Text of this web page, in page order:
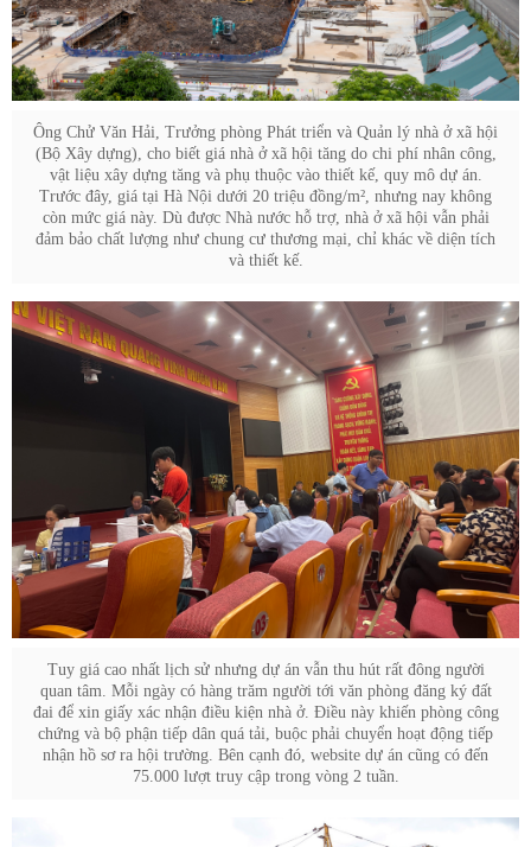
Ông Chử Văn Hải, Trưởng phòng Phát triển và Quản lý nhà ở xã hội
(Bộ Xây dựng), cho biết giá nhà ở xã hội tăng do chi phí nhân công,
vật liệu xây dựng tăng và phụ thuộc vào thiết kế, quy mô dự án.
Trước đây, giá tại Hà Nội dưới 20 triệu đồng/m², nhưng nay không
còn mức giá này. Dù được Nhà nước hỗ trợ, nhà ở xã hội vẫn phải
đảm bảo chất lượng như chung cư thương mại, chỉ khác về diện tích
và thiết kế.
Tuy giá cao nhất lịch sử nhưng dự án vẫn thu hút rất đông người
quan tâm. Mỗi ngày có hàng trăm người tới văn phòng đăng ký đất
đai để xin giấy xác nhận điều kiện nhà ở. Điều này khiến phòng công
chứng và bộ phận tiếp dân quá tải, buộc phải chuyển hoạt động tiếp
nhận hồ sơ ra hội trường. Bên cạnh đó, website dự án cũng có đến
75.000 lượt truy cập trong vòng 2 tuần.